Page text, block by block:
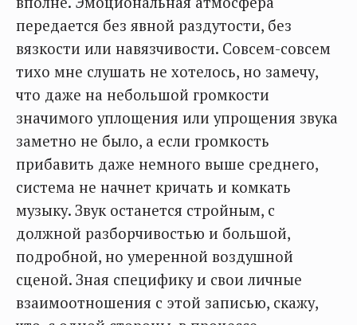
передается без явной раздутости, без
вязкости или навязчивости. Совсем-совсем
тихо мне слушать не хотелось, но замечу,
что даже на небольшой громкости
значимого уплощения или упрощения звука
заметно не было, а если громкость
прибавить даже немного выше среднего,
система не начнет кричать и комкать
музыку. Звук останется стройным, с
должной разборчивостью и большой,
подробной, но умеренной воздушной
сценой. Зная специфику и свои личные
взаимоотношения с этой записью, скажу,